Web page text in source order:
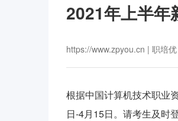
2021年上半年
https://www.zpyou.cn | 职培优
根据中国计算机技术职业
日-4月15日。请考生及时